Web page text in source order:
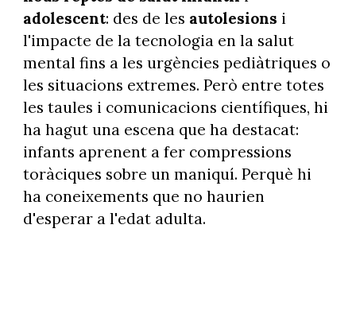
adolescent: des de les autolesions i
l'impacte de la tecnologia en la salut
mental fins a les urgències pediàtriques o
les situacions extremes. Però entre totes
les taules i comunicacions científiques, hi
ha hagut una escena que ha destacat:
infants aprenent a fer compressions
toràciques sobre un maniquí. Perquè hi
ha coneixements que no haurien
d'esperar a l'edat adulta.